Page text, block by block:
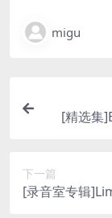
migu
[精选集
下一篇
[录音室专辑